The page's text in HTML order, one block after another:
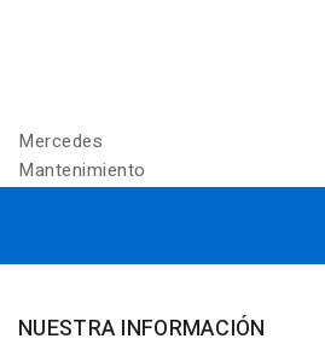
Mercedes
Mantenimiento
NUESTRA INFORMACIÓN